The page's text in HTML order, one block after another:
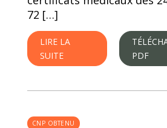
72 […]
LIRE LA
SUITE
PDF
CNP OBTENU